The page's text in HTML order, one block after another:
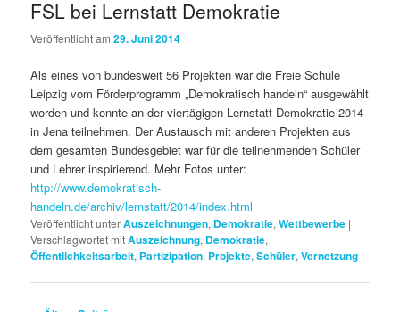
FSL bei Lernstatt Demokratie
Veröffentlicht am29. Juni 2014
Als eines von bundesweit 56 Projekten war die Freie Schule
Leipzig vom Förderprogramm „Demokratisch handeln“ ausgewählt
worden und konnte an der viertägigen Lernstatt Demokratie 2014
in Jena teilnehmen. Der Austausch mit anderen Projekten aus
dem gesamten Bundesgebiet war für die teilnehmenden Schüler
und Lehrer inspirierend. Mehr Fotos unter:
http://www.demokratisch-
handeln.de/archiv/lernstatt/2014/index.html
Veröffentlicht unterAuszeichnungen, Demokratie,Wettbewerbe |
Verschlagwortet mitAuszeichnung, Demokratie,
Öffentlichkeitsarbeit, Partizipation, Projekte,Schüler,Vernetzung